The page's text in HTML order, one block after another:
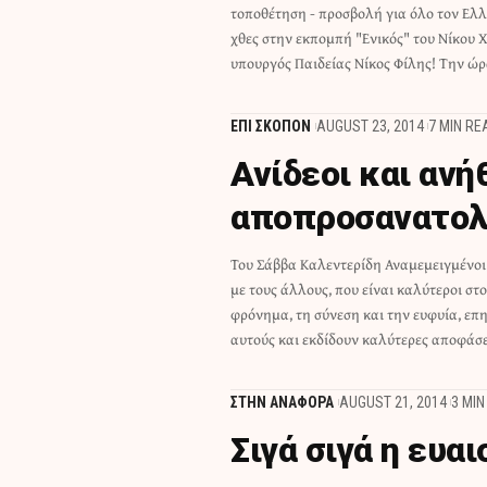
τοποθέτηση - προσβολή για όλο τον
χθες στην εκπομπή "Ενικός" του Νίκου
υπουργός Παιδείας Νίκος Φίλης! Την
υπουργός "ένιωσε" την ανάγκη να
ΕΠΙ ΣΚΟΠΟΝ AUGUST 23, 2014 7 MIN
Ανίδεοι και
Του Σάββα Καλεντερίδη
με τους άλλους, που είναι καλύτεροι
φρόνημα, τη σύνεση και την ευφυία,
αυτούς και εκδίδουν καλύτερες
ωφελείται η πολιτεία. Αυτή είναι
πολιτικής, όπως την ορίζει ο Αριστοτέλης
ΣΤΗΝ ΑΝΑΦΟΡΑ AUGUST 21, 2014 3
Σιγά σιγά η